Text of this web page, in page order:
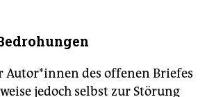
Au­to­r*in­nen des offenen Briefes
jedoch selbst zur Störung